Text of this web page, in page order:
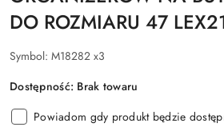
DO ROZMIARU 47
Symbol: M18282 x3
Dostępność: Brak towaru
Powiadom gdy produkt będzie